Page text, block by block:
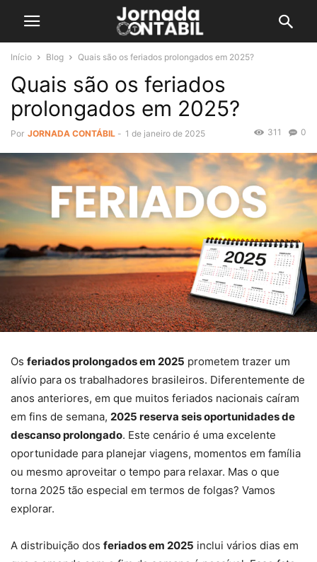
Início Blog Quais são os feriados prolongados em 2025?
Quais são os feriados
prolongados em 2025?
Por JORNADA CONTÁBIL - 1 de janeiro de 2025 0
311
Os feriados prolongados em 2025 prometem trazer um
alívio para os trabalhadores brasileiros. Diferentemente de
anos anteriores, em que muitos feriados nacionais caíram
em fins de semana, 2025 reserva seis oportunidades de
descanso prolongado. Este cenário é uma excelente
oportunidade para planejar viagens, momentos em família
ou mesmo aproveitar o tempo para relaxar. Mas o que
torna 2025 tão especial em termos de folgas? Vamos
explorar.
A distribuição dos feriados em 2025 inclui vários dias em